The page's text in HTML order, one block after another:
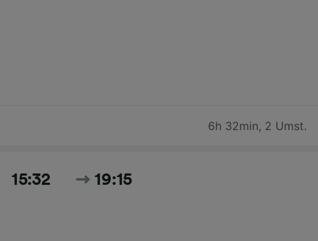
6h 32min, 2 Umst.
15:32 19:15